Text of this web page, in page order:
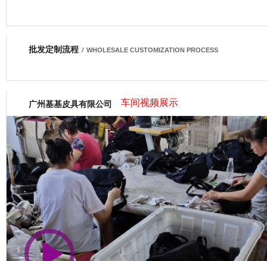
网商会会员
市商会会员单位
批发定制流程 / WHOLESALE CUSTOMIZATION PROCESS
广州基基皮具有限公司 车间视频展示